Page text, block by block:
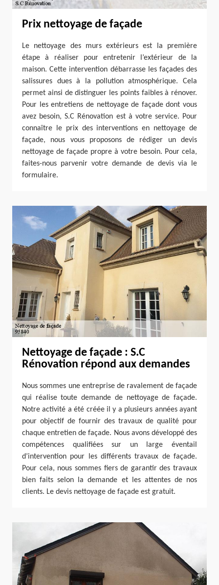
Prix nettoyage de façade
Le nettoyage des murs extérieurs est la première
étape à réaliser pour entretenir l’extérieur de la
maison. Cette intervention débarrasse les façades des
salissures dues à la pollution atmosphérique. Cela
permet ainsi de distinguer les points faibles à rénover.
Pour les entretiens de nettoyage de façade dont vous
avez besoin, S.C Rénovation est à votre service. Pour
connaître le prix des interventions en nettoyage de
façade, nous vous proposons de rédiger un devis
nettoyage de façade propre à votre besoin. Pour cela,
faites-nous parvenir votre demande de devis via le
formulaire.
Nettoyage de façade : S.C
Rénovation répond aux demandes
Nous sommes une entreprise de ravalement de façade
qui réalise toute demande de nettoyage de façade.
Notre activité a été créée il y a plusieurs années ayant
pour objectif de fournir des travaux de qualité pour
chaque entretien de façade. Nous avons développé des
compétences qualifiées sur un large éventail
d’intervention pour les différents travaux de façade.
Pour cela, nous sommes fiers de garantir des travaux
bien faits selon la demande et les attentes de nos
clients. Le devis nettoyage de façade est gratuit.